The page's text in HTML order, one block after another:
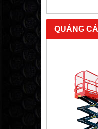
QUẢNG